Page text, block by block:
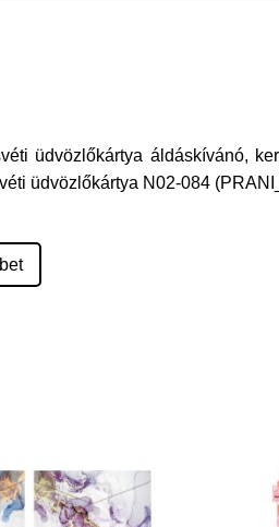
üdvözlőkártya áldáskívánó,
üdvözlőkártya N02-084